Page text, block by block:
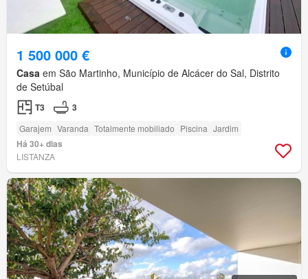
1 500 000 €
Casa em São Martinho, Município de Alcácer do Sal, Distrito
de Setúbal
T3 3
Garajem Varanda Totalmente mobiliado Piscina Jardim
Há 30+ dias
LISTANZA